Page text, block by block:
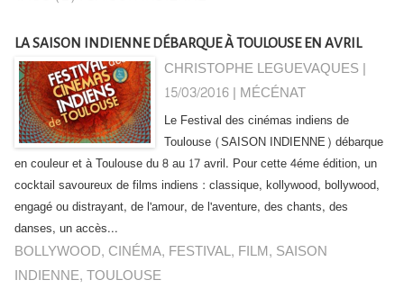
LA SAISON INDIENNE DÉBARQUE À TOULOUSE EN AVRIL
CHRISTOPHE LEGUEVAQUES |
15/03/2016| MÉCÉNAT
Le Festival des cinémas indiens de
Toulouse (SAISON INDIENNE) débarque
en couleur et à Toulouse du 8 au 17 avril. Pour cette 4éme édition, un
cocktail savoureux de films indiens : classique, kollywood, bollywood,
engagé ou distrayant, de l'amour, de l'aventure, des chants, des
danses, un accès...
BOLLYWOOD, CINÉMA, FESTIVAL, FILM, SAISON
INDIENNE,TOULOUSE